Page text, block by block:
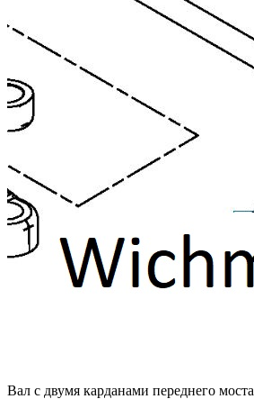
Вал с двумя карданами переднего моста